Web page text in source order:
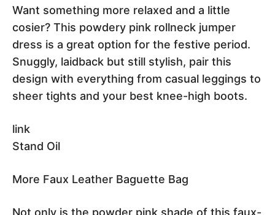
Want something more relaxed and a little
cosier? This powdery pink rollneck jumper
dress is a great option for the festive period.
Snuggly, laidback but still stylish, pair this
design with everything from casual leggings to
sheer tights and your best knee-high boots.
link
Stand Oil
More Faux Leather Baguette Bag
Not only is the powder pink shade of this faux-